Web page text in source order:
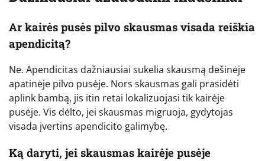
Ar kairės pusės pilvo skausmas visada reiškia
apendicitą?
Ne. Apendicitas dažniausiai sukelia skausmą dešinėje
apatinėje pilvo pusėje. Nors skausmas gali prasidėti
aplink bambą, jis itin retai lokalizuojasi tik kairėje
pusėje. Vis dėlto, jei skausmas migruoja, gydytojas
visada įvertins apendicito galimybę.
Ką daryti, jei skausmas kairėje pusėje